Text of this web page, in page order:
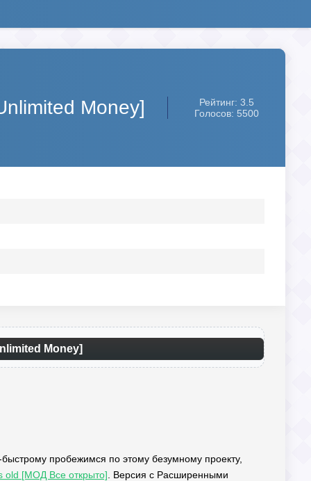
Money]
Рейтинг: 3.5
Голосов: 5500
Money]
пробежимся по этому безумному проекту,
old [МОД Все открыто] . Версия с Расширенными